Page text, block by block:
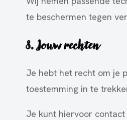
te beschermen tegen
8. Jouw rechten
Je hebt het recht om je
toestemming in te
Je kunt hiervoor contact